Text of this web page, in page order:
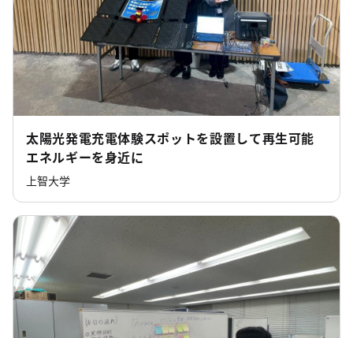
太陽光発電充電体験スポットを設置して再生可能
エネルギーを身近に
上智大学